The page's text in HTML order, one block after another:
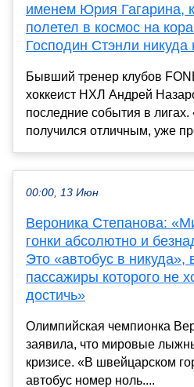
именем Юрия Гагарина,
полетел в космос на
Господин Стэнли никуда
Бывший тренер клубов
хоккеист НХЛ Андрей
последние события в
получился отличным, уже
00:00, 13 Июн
Вероника Степанова:
гонки абсолютно и
Это «автобус в никуда»,
пассажиры которого не
достичь»
Олимпийская чемпионка
заявила, что мировые
кризисе. «В швейцарском
автобус номер ноль....